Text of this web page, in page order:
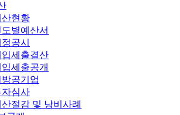
산현황
도별예산서
공시
입세출결산
세출공개
방공기업
자심사
산절감 및 낭비사례